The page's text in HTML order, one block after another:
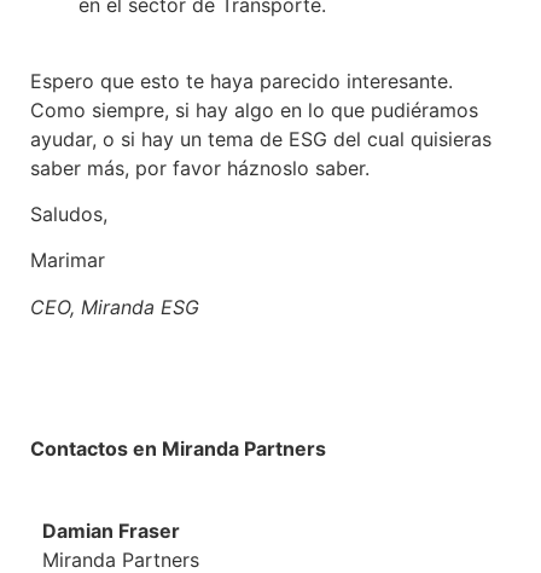
en el sector de Transporte.
Espero que esto te haya parecido interesante.
Como siempre, si hay algo en lo que pudiéramos
ayudar, o si hay un tema de ESG del cual quisieras
saber más, por favor háznoslo saber.
Saludos,
Marimar
CEO, Miranda ESG
Contactos en Miranda Partners
Damian Fraser
Miranda Partners